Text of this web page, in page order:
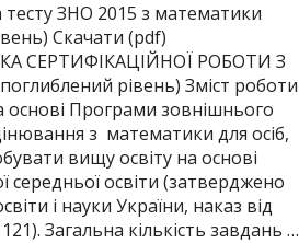
тесту ЗНО 2015 з математики
Скачати (pdf)
СЕРТИФІКАЦІЙНОЇ РОБОТИ З
рівень) Зміст роботи
основі Програми зовнішнього
з математики для осіб,
вищу освіту на основі
середньої освіти (затверджено
і науки України, наказ від
Загальна кількість завдань …